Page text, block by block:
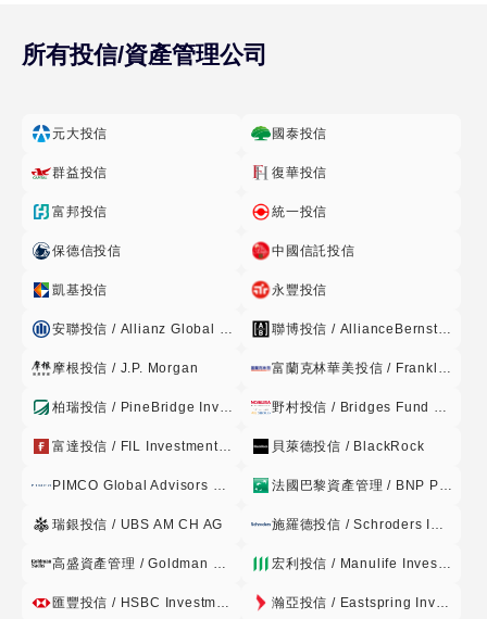
基金投資有價證券總額之百分之七十,且投資於股 票之總額不
風險,確保基金安全之目的,經理公司得不受前述比例之限制。
俟特 殊情形結束後三十個營業日內,經理公司應立即調整以符
券,係指: (1)中華民國境內之上市或上櫃公司公司股票、承銷股
票、基金受 益憑證(含指數股票型基金)、台灣存託憑證、政府
債、附認股 權公司債、金融債券(含次順位金融債券)、經財政
部或金管會 核准於我國境內募集發行之國際金融組織債券、依
或不動產資 產信託受益證券及依金融資產證券化條例公開招募
發行之受益 證券或資產基礎證券者。 (2)在日本、韓國、新加
市場交易,或由前述國家或地區之機構所發行而於前述 國家或
地區以外之證券集中交易市場及經金管會核准之店頭市場交易
金)、 基金股份、投資單位(包括反向型ETF、商品ETF及槓桿
型ETF)、存託憑 證、不動產證券化商品、認購(售)權證、認股
得於中華民國境內募集及 銷售之外國基金管理機構所發行或經
所有投信/資產管理公司
元大投信 國泰投信
群益投信 復華投信
富邦投信 統一投信
保德信投信 中國信託投信
凱基投信 永豐投信
安聯投信 / Allianz Global Investors 聯博投信 / AllianceBernstein
摩根投信 / J.P. Morgan 富蘭克林華美投信 / Franklin Templeton
柏瑞投信 / PineBridge Investments 野村投信 / Bridges Fund Management
富達投信 / FIL Investment Management 貝萊德投信 / BlackRock
PIMCO Global Advisors Limited 法國巴黎資產管理 / BNP Paribas
瑞銀投信 / UBS AM CH AG 施羅德投信 / Schroders Investment Management
高盛資產管理 / Goldman Sachs 宏利投信 / Manulife Investment Management
匯豐投信 / HSBC Investment Funds 瀚亞投信 / Eastspring Investments